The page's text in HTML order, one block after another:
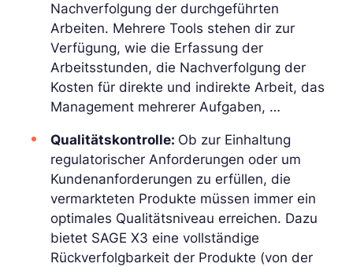
Nachverfolgung der durchgeführten
Arbeiten. Mehrere Tools stehen dir zur
Verfügung, wie die Erfassung der
Arbeitsstunden, die Nachverfolgung der
Kosten für direkte und indirekte Arbeit, das
Management mehrerer Aufgaben, …
Qualitätskontrolle: Ob zur Einhaltung
regulatorischer Anforderungen oder um
Kundenanforderungen zu erfüllen, die
vermarkteten Produkte müssen immer ein
optimales Qualitätsniveau erreichen. Dazu
bietet SAGE X3 eine vollständige
Rückverfolgbarkeit der Produkte (von der